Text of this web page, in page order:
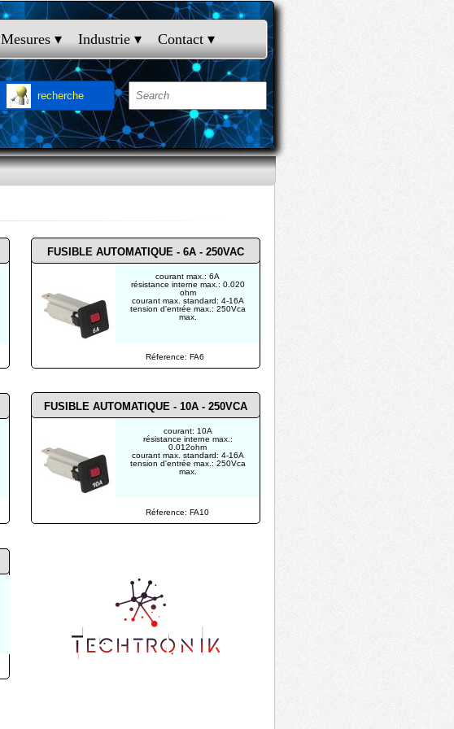
Mesures ▾ Industrie ▾ Contact ▾
recherche
courant: 10A
résistance interne max.:
0.012ohm
courant max. standard: 4-16A
tension d'entrée max.: 250Vca
max.
Réference: FA10
FUSIBLE AUTOMATIQUE - 10A - 250VCA
Réference: FA6
FUSIBLE AUTOMATIQUE - 6A - 250VAC
courant max.: 6A
résistance interne max.: 0.020
ohm
courant max. standard: 4-16A
tension d'entrée max.: 250Vca
max.